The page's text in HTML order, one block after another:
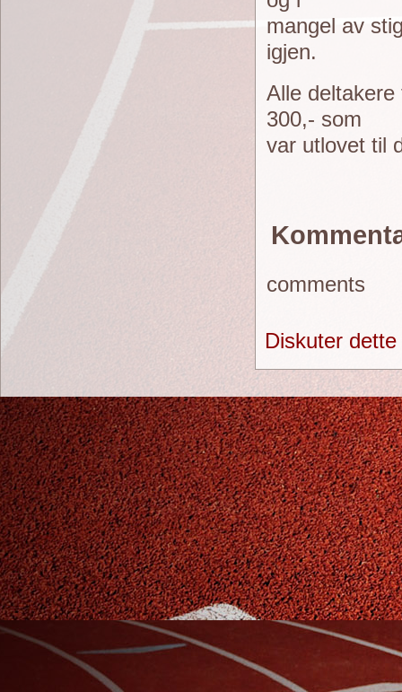
mangel av
igjen.
Alle
300,- som
var utlovet til
comments
Diskuter